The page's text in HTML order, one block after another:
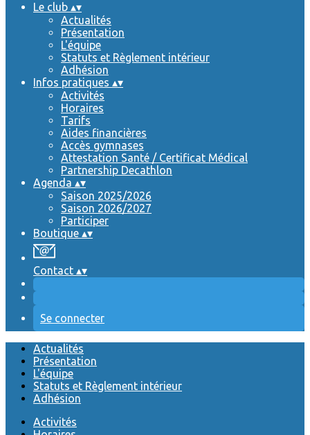
Le club ▴▾
Actualités
Présentation
L'équipe
Statuts et Règlement intérieur
Adhésion
Infos pratiques ▴▾
Activités
Horaires
Tarifs
Aides financières
Accès gymnases
Attestation Santé / Certificat Médical
Partnership Decathlon
Agenda ▴▾
Saison 2025/2026
Saison 2026/2027
Participer
Boutique ▴▾
Contact ▴▾
Se connecter
Actualités
Présentation
L'équipe
Statuts et Règlement intérieur
Adhésion
Activités